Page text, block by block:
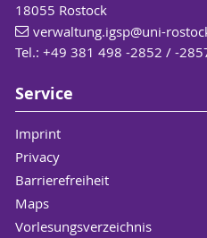
18055 Rostock
verwaltung.igsp@uni-
Tel.: +49 381 498 -2852 / -
Service
Imprint
Privacy
Barrierefreiheit
Maps
Vorlesungsverzeichnis